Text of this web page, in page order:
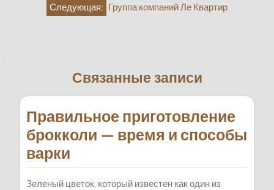
записямСледующая: Группа компаний Ле Квартир
Связанные записи
Правильное приготовление
брокколи — время и способы
варки
Зеленый цветок, который известен как один из